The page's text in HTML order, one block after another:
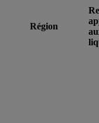
Région